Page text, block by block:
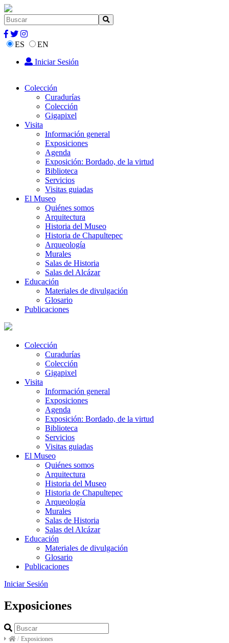
ES
EN
Iniciar Sesión
Colección
Curadurías
Colección
Gigapixel
Visita
Información general
Exposiciones
Agenda
Exposición: Bordado, de la virtud
Biblioteca
Servicios
Visitas guiadas
El Museo
Quiénes somos
Arquitectura
Historia del Museo
Historia de Chapultepec
Arqueología
Murales
Salas de Historia
Salas del Alcázar
Educación
Materiales de divulgación
Glosario
Publicaciones
Colección
Curadurías
Colección
Gigapixel
Visita
Información general
Exposiciones
Agenda
Exposición: Bordado, de la virtud
Biblioteca
Servicios
Visitas guiadas
El Museo
Quiénes somos
Arquitectura
Historia del Museo
Historia de Chapultepec
Arqueología
Murales
Salas de Historia
Salas del Alcázar
Educación
Materiales de divulgación
Glosario
Publicaciones
Iniciar Sesión
Exposiciones
/ Exposiciones